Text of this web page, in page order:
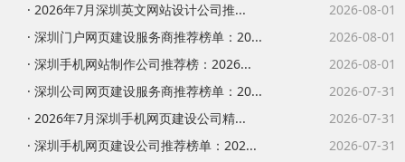
· 2026年7月深圳英文网站设计公司推...
2026-08-01
· 深圳门户网页建设服务商推荐榜单：20...
2026-08-01
· 深圳手机网站制作公司推荐榜：2026...
2026-08-01
· 深圳公司网页建设服务商推荐榜单：20...
2026-07-31
· 2026年7月深圳手机网页建设公司精...
2026-07-31
· 深圳手机网页建设公司推荐榜单：202...
2026-07-31